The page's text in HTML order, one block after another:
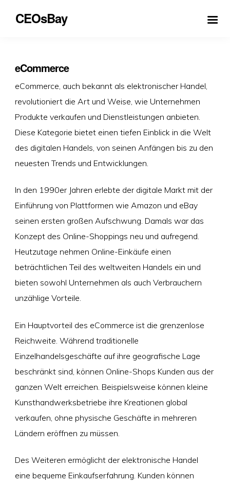
CEOsBay
eCommerce
eCommerce, auch bekannt als elektronischer Handel,
revolutioniert die Art und Weise, wie Unternehmen
Produkte verkaufen und Dienstleistungen anbieten.
Diese Kategorie bietet einen tiefen Einblick in die Welt
des digitalen Handels, von seinen Anfängen bis zu den
neuesten Trends und Entwicklungen.
In den 1990er Jahren erlebte der digitale Markt mit der
Einführung von Plattformen wie Amazon und eBay
seinen ersten großen Aufschwung. Damals war das
Konzept des Online-Shoppings neu und aufregend.
Heutzutage nehmen Online-Einkäufe einen
beträchtlichen Teil des weltweiten Handels ein und
bieten sowohl Unternehmen als auch Verbrauchern
unzählige Vorteile.
Ein Hauptvorteil des eCommerce ist die grenzenlose
Reichweite. Während traditionelle
Einzelhandelsgeschäfte auf ihre geografische Lage
beschränkt sind, können Online-Shops Kunden aus der
ganzen Welt erreichen. Beispielsweise können kleine
Kunsthandwerksbetriebe ihre Kreationen global
verkaufen, ohne physische Geschäfte in mehreren
Ländern eröffnen zu müssen.
Des Weiteren ermöglicht der elektronische Handel
eine bequeme Einkaufserfahrung. Kunden können